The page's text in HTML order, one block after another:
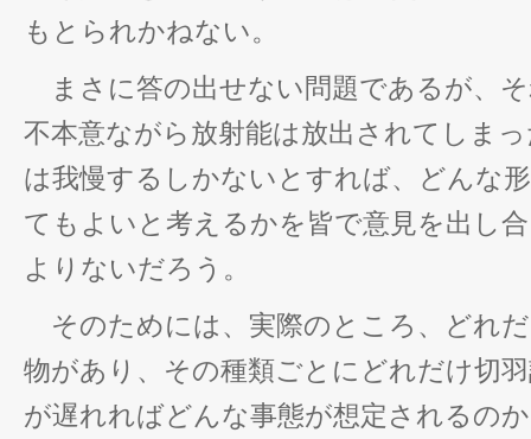
もとられかねない。
まさに答の出せない問題であるが、
不本意ながら放射能は放出されてしま
は我慢するしかないとすれば、どんな
てもよいと考えるかを皆で意見を出し
よりないだろう。
そのためには、実際のところ、どれ
物があり、その種類ごとにどれだけ切
が遅れればどんな事態が想定されるの